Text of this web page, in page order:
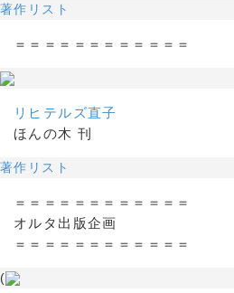
著作リスト
＝＝＝＝＝＝＝＝＝＝＝＝
リヒテルズ直子
ほんの木 刊
著作リスト
＝＝＝＝＝＝＝＝＝＝＝＝
オルタ出版企画
＝＝＝＝＝＝＝＝＝＝＝＝
(